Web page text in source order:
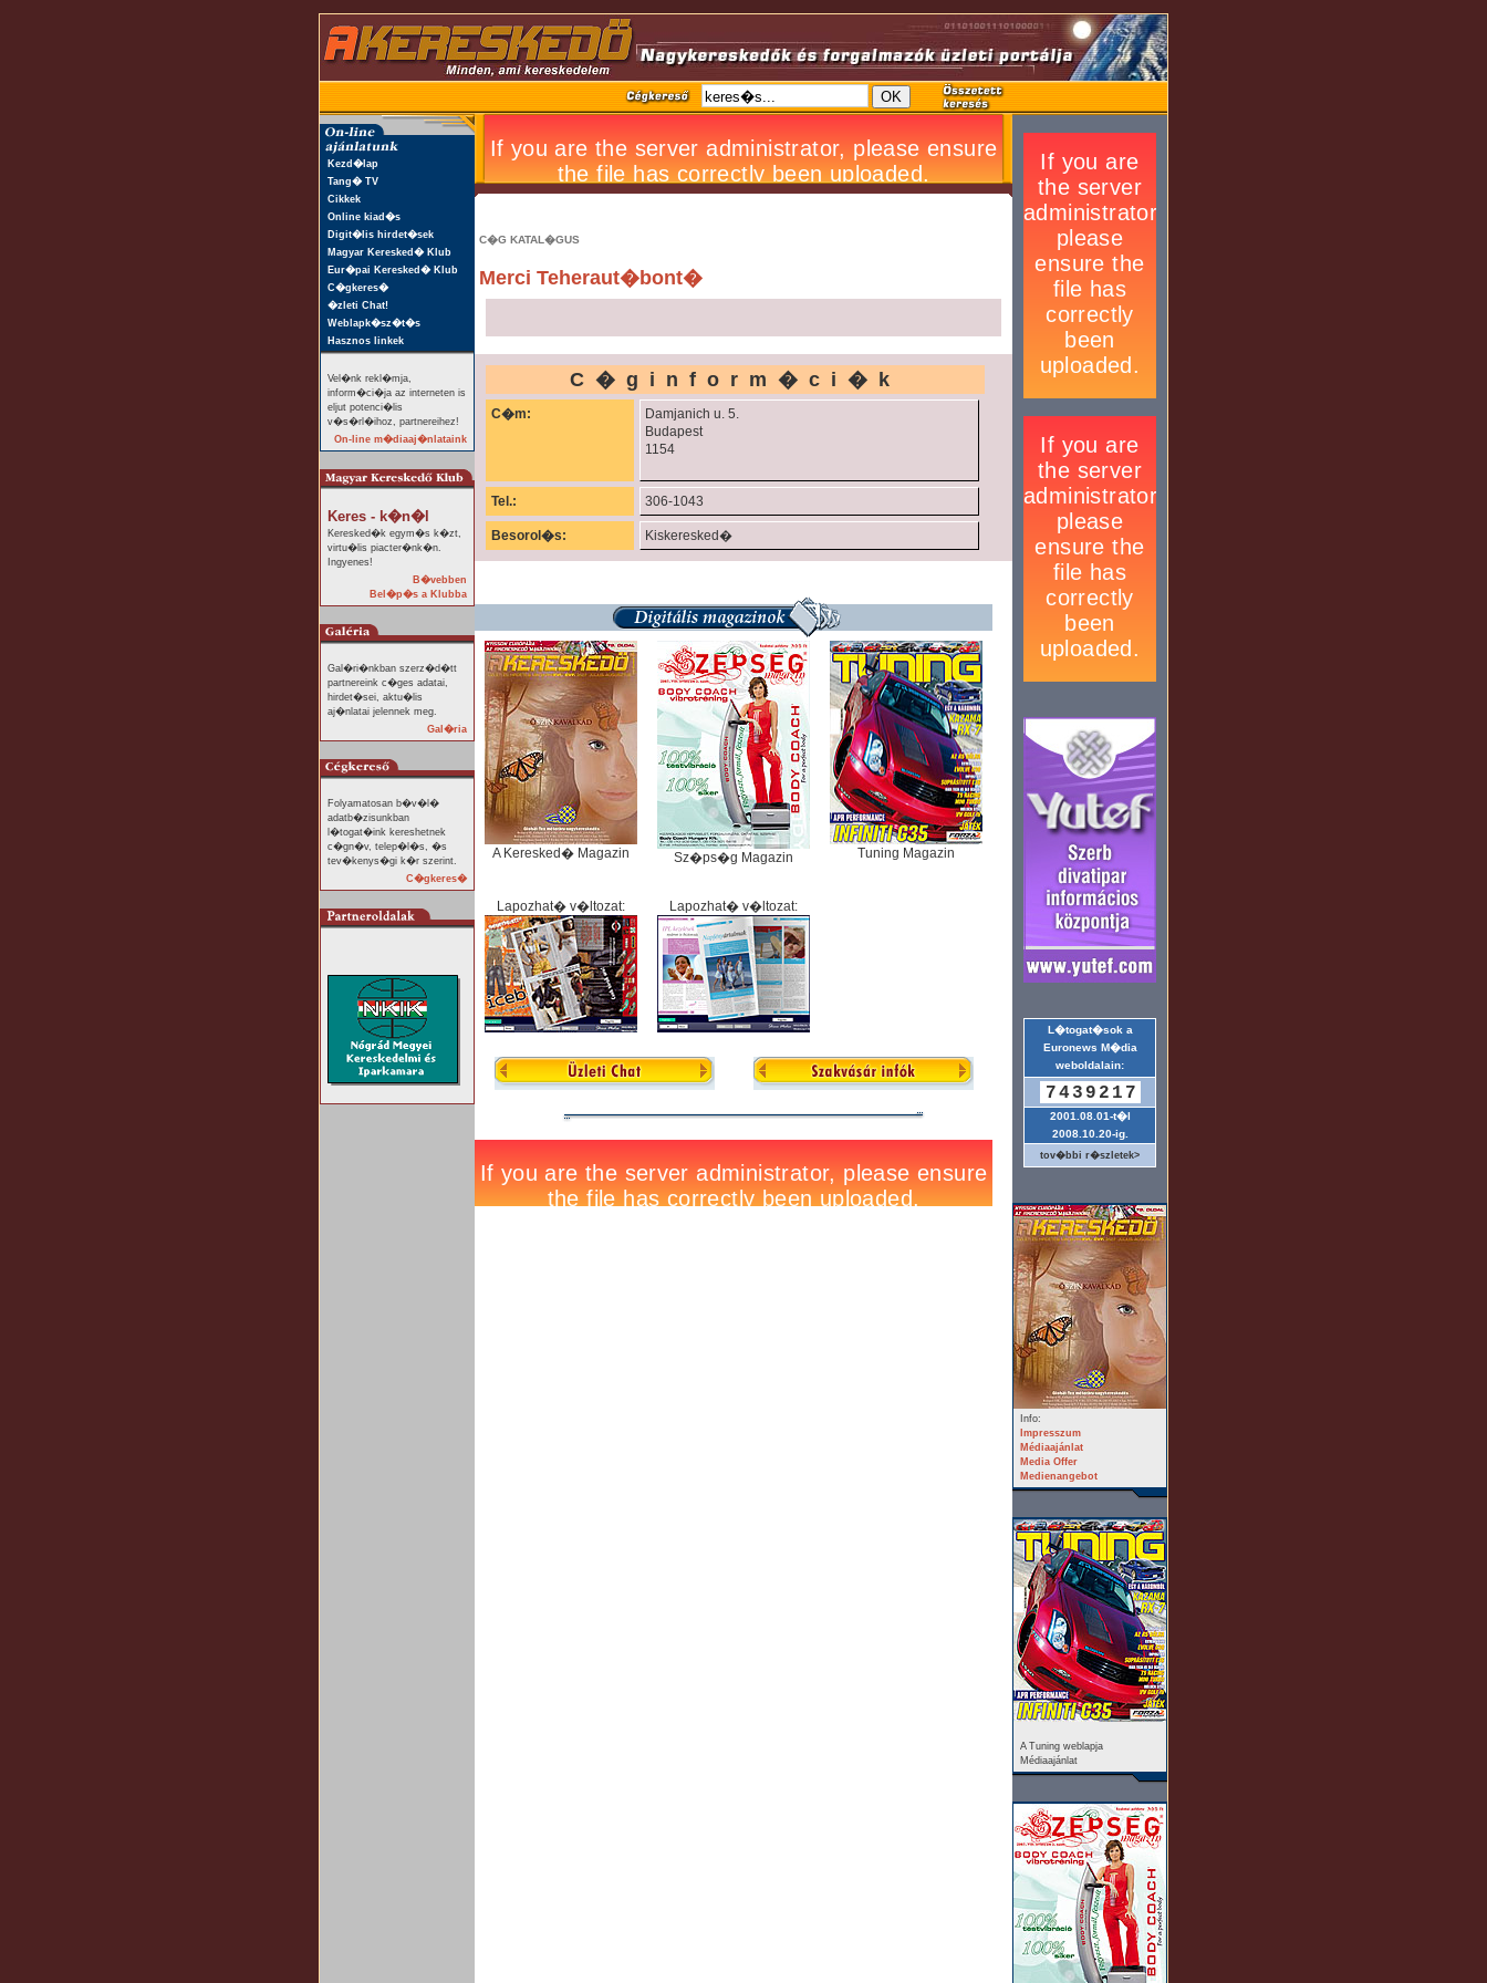
Kezd�lap
Tang� TV
Cikkek
Online kiad�s
Digit�lis hirdet�sek
Magyar Keresked� Klub
Eur�pai Keresked� Klub
C�gkeres�
�zleti Chat!
Weblapk�sz�t�s
Hasznos linkek
Vel�nk rekl�mja,
inform�ci�ja az interneten is
eljut potenci�lis
v�s�rl�ihoz, partnereihez!
On-line m�diaaj�nlataink
Keres - k�n�l
Keresked�k egym�s k�zt,
virtu�lis piacter�nk�n.
Ingyenes!
B�vebben
Bel�p�s a Klubba
Gal�ri�nkban szerz�d�tt
partnereink c�ges adatai,
hirdet�sei, aktu�lis
aj�nlatai jelennek meg.
Gal�ria
Folyamatosan b�v�l�
adatb�zisunkban
l�togat�ink kereshetnek
c�gn�v, telep�l�s, �s
tev�kenys�gi k�r szerint.
C�gkeres�
C�G KATAL�GUS
Merci Teheraut�bont�
C�ginform�ci�k
C�m:
Damjanich u. 5.
Budapest
1154
Tel.: 306-1043
Besorol�s: Kiskeresked�
A Keresked� Magazin Sz�ps�g Magazin Tuning Magazin
Lapozhat� v�ltozat: Lapozhat� v�ltozat:
L�togat�sok a
Euronews M�dia
weboldalain:
7439217
2001.08.01-t�l
2008.10.20-ig.
tov�bbi r�szletek>
Info:
Impresszum
Médiaajánlat
Media Offer
Medienangebot
A Tuning weblapja
Médiaajánlat